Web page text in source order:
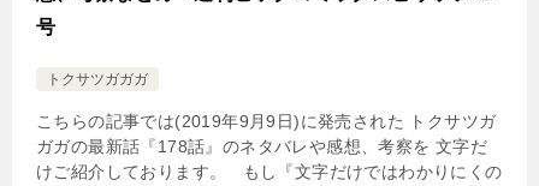
号
トクサツガガガ
こちらの記事では(2019年9月9日)に発売された トクサツガ
ガガの最新話『178話』のネタバレや感想、考察を 文字だ
けご紹介しております。 もし『文字だけではわかりにくの